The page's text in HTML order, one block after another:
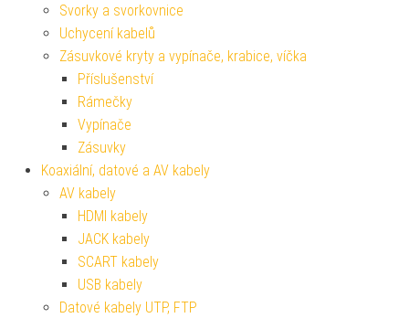
Svorky a svorkovnice
Uchycení kabelů
Zásuvkové kryty a vypínače, krabice, víčka
Příslušenství
Rámečky
Vypínače
Zásuvky
Koaxiální, datové a AV kabely
AV kabely
HDMI kabely
JACK kabely
SCART kabely
USB kabely
Datové kabely UTP, FTP